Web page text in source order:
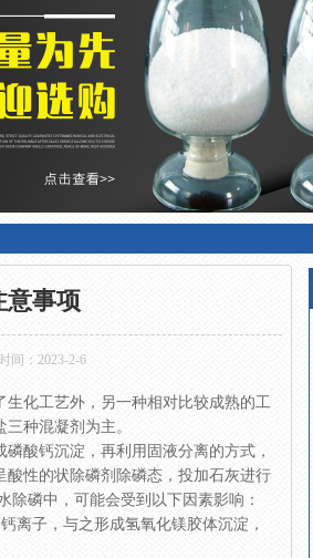
意事项
间：2023-2-6
化工艺外，另一种相对比较成熟的工
种混凝剂为主。
酸钙沉淀，再利用固液分离的方式，
性的状除磷剂除磷态，投加石灰进行
除磷中，可能会受到以下因素影响：
离子，与之形成氢氧化镁胶体沉淀，